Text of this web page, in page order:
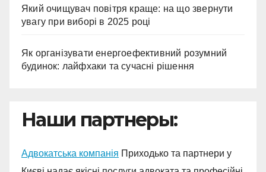
Який очищувач повітря краще: на що звернути
увагу при виборі в 2025 році
Як організувати енергоефективний розумний
будинок: лайфхаки та сучасні рішення
Наши партнеры:
Адвокатська компанія Приходько та партнери у